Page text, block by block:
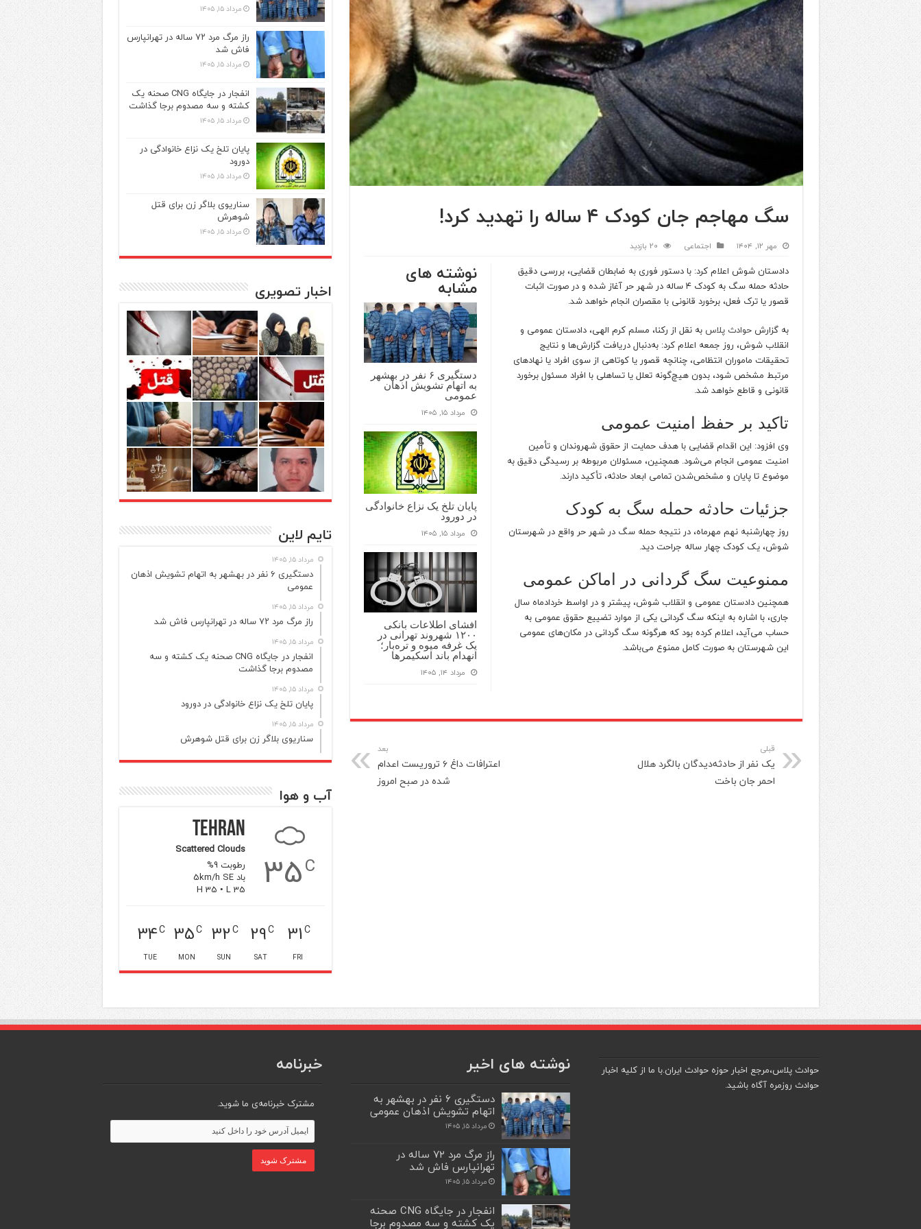
سگ مهاجم جان کودک ۴ ساله را تهدید کرد!
مهر ۱۲, ۱۴۰۴ اجتماعی 20 بازدید
نوشته های
مشابه
دستگیری ۶ نفر در بهشهر
به اتهام تشویش اذهان
عمومی
مرداد ۱۵, ۱۴۰۵
پایان تلخ یک نزاع خانوادگی
در دورود
مرداد ۱۵, ۱۴۰۵
افشای اطلاعات بانکی
۱۲۰۰ شهروند تهرانی در
یک غرفه میوه و تره‌بار؛
انهدام باند اسکیمرها
مرداد ۱۴, ۱۴۰۵
دادستان شوش اعلام کرد: با دستور فوری به ضابطان قضایی، بررسی دقیق
حادثه حمله سگ به کودک ۴ ساله در شهر حر آغاز شده و در صورت اثبات
قصور یا ترک فعل، برخورد قانونی با مقصران انجام خواهد شد.
به گزارشحوادث پلاس به نقل از رکنا، مسلم کرم الهی، دادستان عمومی و
انقلاب شوش، روز جمعه اعلام کرد: به‌دنبال دریافت گزارش‌ها و نتایج
تحقیقات ماموران انتظامی، چنانچه قصور یا کوتاهی از سوی افراد یا نهادهای
مرتبط مشخص شود، بدون هیچ‌گونه تعلل یا تساهلی با افراد مسئول برخورد
قانونی و قاطع خواهد شد.
تاکید بر حفظ امنیت عمومی
وی افزود: این اقدام قضایی با هدف حمایت از حقوق شهروندان و تأمین
امنیت عمومی انجام می‌شود. همچنین، مسئولان مربوطه بر رسیدگی دقیق به
موضوع تا پایان و مشخص‌شدن تمامی ابعاد حادثه، تأکید دارند.
جزئیات حادثه حمله سگ به کودک
روز چهارشنبه نهم مهرماه، در نتیجه حمله سگ در شهر حر واقع در شهرستان
شوش، یک کودک چهار ساله جراحت دید.
ممنوعیت سگ گردانی در اماکن عمومی
همچنین دادستان عمومی و انقلاب شوش، پیشتر و در اواسط خردادماه سال
جاری، با اشاره به اینکه سگ گردانی یکی از موارد تضییع حقوق عمومی به
حساب می‌آید، اعلام کرده بود که هرگونه سگ گردانی در مکان‌های عمومی
این شهرستان به صورت کامل ممنوع می‌باشد.
قبلی
یک نفر از حادثه‌دیدگان بالگرد هلال
احمر جان باخت
بعد
اعترافات داغ ۶ تروریست‌ اعدام
شده در صبح امروز
مرداد ۱۵, ۱۴۰۵
راز مرگ مرد ۷۲ ساله در تهرانپارس
فاش شد
مرداد ۱۵, ۱۴۰۵
انفجار در جایگاه CNG صحنه یک
کشته و سه مصدوم برجا گذاشت
مرداد ۱۵, ۱۴۰۵
پایان تلخ یک نزاع خانوادگی در
دورود
مرداد ۱۵, ۱۴۰۵
سناریوی بلاگر زن برای قتل
شوهرش
مرداد ۱۵, ۱۴۰۵
اخبار تصویری
تایم لاین
مرداد ۱۵, ۱۴۰۵
دستگیری ۶ نفر در بهشهر به اتهام تشویش اذهان
عمومی
مرداد ۱۵, ۱۴۰۵
راز مرگ مرد ۷۲ ساله در تهرانپارس فاش شد
مرداد ۱۵, ۱۴۰۵
انفجار در جایگاه CNG صحنه یک کشته و سه
مصدوم برجا گذاشت
مرداد ۱۵, ۱۴۰۵
پایان تلخ یک نزاع خانوادگی در دورود
مرداد ۱۵, ۱۴۰۵
سناریوی بلاگر زن برای قتل شوهرش
آب و هوا
35C
Tehran
Scattered Clouds
رطوبت 9%
باد 5km/h SE
H 35 • L 35
31C
FRI
29C
SAT
32C
SUN
35C
MON
34C
TUE
حوادث پلاس،مرجع اخبار حوزه حوادث ایران.با ما از کلیه اخبار
حوادث روزمره آگاه باشید.
نوشته های اخیر
دستگیری ۶ نفر در بهشهر به
اتهام تشویش اذهان عمومی
مرداد ۱۵, ۱۴۰۵
راز مرگ مرد ۷۲ ساله در
تهرانپارس فاش شد
مرداد ۱۵, ۱۴۰۵
انفجار در جایگاه CNG صحنه
یک کشته و سه مصدوم برجا
خبرنامه
مشترک خبرنامه‌ی ما شوید.